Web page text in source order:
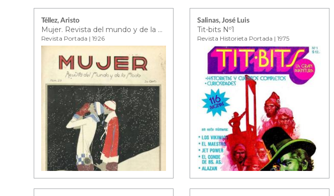
Téllez, Aristo
Mujer. Revista del mundo y de la moda.
Revista Portada | 1926
Salinas, José Luis
Tit-bits Nº1
Revista Historieta Portada | 1975